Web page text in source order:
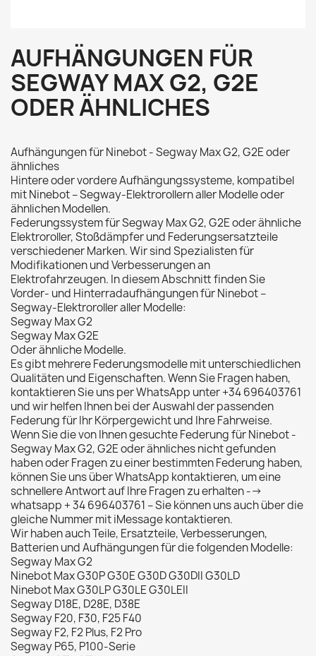
AUFHÄNGUNGEN FÜR
SEGWAY MAX G2, G2E
ODER ÄHNLICHES
Aufhängungen für Ninebot - Segway Max G2, G2E oder
ähnliches
Hintere oder vordere Aufhängungssysteme, kompatibel
mit Ninebot – Segway-Elektrorollern aller Modelle oder
ähnlichen Modellen.
Federungssystem für Segway Max G2, G2E oder ähnliche
Elektroroller, Stoßdämpfer und Federungsersatzteile
verschiedener Marken. Wir sind Spezialisten für
Modifikationen und Verbesserungen an
Elektrofahrzeugen. In diesem Abschnitt finden Sie
Vorder- und Hinterradaufhängungen für Ninebot –
Segway-Elektroroller aller Modelle:
Segway Max G2
Segway Max G2E
Oder ähnliche Modelle.
Es gibt mehrere Federungsmodelle mit unterschiedlichen
Qualitäten und Eigenschaften. Wenn Sie Fragen haben,
kontaktieren Sie uns per WhatsApp unter +34 696403761
und wir helfen Ihnen bei der Auswahl der passenden
Federung für Ihr Körpergewicht und Ihre Fahrweise.
Wenn Sie die von Ihnen gesuchte Federung für Ninebot -
Segway Max G2, G2E oder ähnliches nicht gefunden
haben oder Fragen zu einer bestimmten Federung haben,
können Sie uns über WhatsApp kontaktieren, um eine
schnellere Antwort auf Ihre Fragen zu erhalten -->
whatsapp + 34 696403761 – Sie können uns auch über die
gleiche Nummer mit iMessage kontaktieren.
Wir haben auch Teile, Ersatzteile, Verbesserungen,
Batterien und Aufhängungen für die folgenden Modelle:
Segway Max G2
Ninebot Max G30P G30E G30D G30DII G30LD
Ninebot Max G30LP G30LE G30LEII
Segway D18E, D28E, D38E
Segway F20, F30, F25 F40
Segway F2, F2 Plus, F2 Pro
Segway P65, P100-Serie